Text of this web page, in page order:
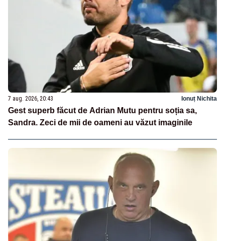
7 aug. 2026, 20:43 Ionuț Nichita
Gest superb făcut de Adrian Mutu pentru soția sa,
Sandra. Zeci de mii de oameni au văzut imaginile